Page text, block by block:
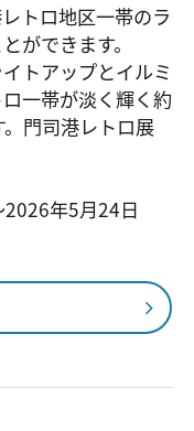
トロ地区一帯のラ
ができます。
トアップとイルミ
一帯が淡く輝く約
門司港レトロ展
年5月24日